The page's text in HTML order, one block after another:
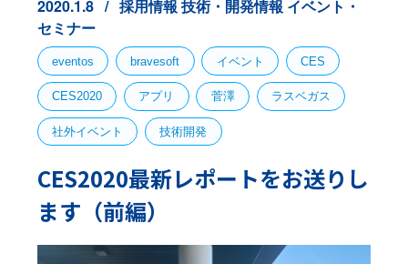
2020.1.8 採用情報 技術・開発情報 イベント・
セミナー
eventos bravesoft イベント CES
CES2020 アプリ 菅澤 ラスベガス
社外イベント 技術開発
CES2020最新レポートをお送りし
ます（前編）